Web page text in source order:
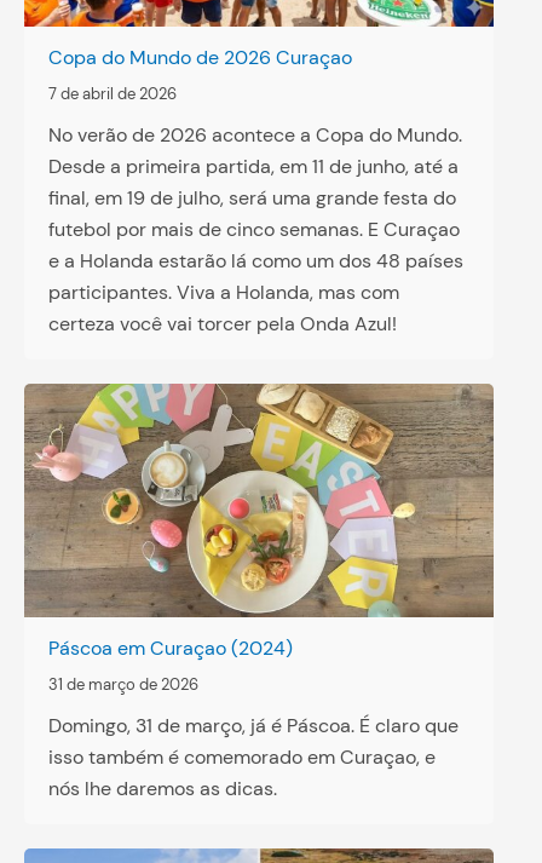
Copa do Mundo de 2026 Curaçao
7 de abril de 2026
No verão de 2026 acontece a Copa do Mundo.
Desde a primeira partida, em 11 de junho, até a
final, em 19 de julho, será uma grande festa do
futebol por mais de cinco semanas. E Curaçao
e a Holanda estarão lá como um dos 48 países
participantes. Viva a Holanda, mas com
certeza você vai torcer pela Onda Azul!
Páscoa em Curaçao (2024)
31 de março de 2026
Domingo, 31 de março, já é Páscoa. É claro que
isso também é comemorado em Curaçao, e
nós lhe daremos as dicas.